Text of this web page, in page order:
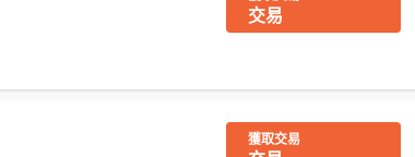
交易
獲取交易